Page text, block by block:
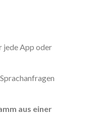
jede App oder
aus einer